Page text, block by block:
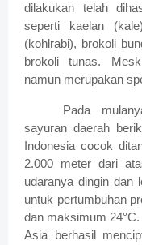
dilakukan telah
seperti kaelan
(kohlrabi), brokoli
brokoli tunas.
namun merupakan
Pada
sayuran daerah
Indonesia cocok
2.000 meter dari
udaranya dingin dan
untuk pertumbuhan
dan maksimum
Asia berhasil